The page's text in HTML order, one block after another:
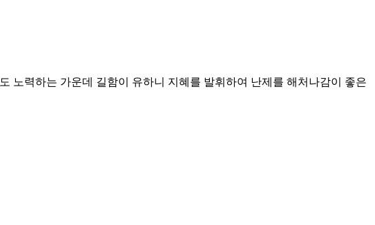
노력하는 가운데 길함이 유하니 지혜를 발휘하여 난제를 해처나감이 좋은